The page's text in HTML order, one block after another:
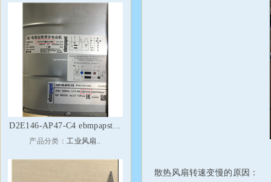
D2E146-AP47-C4 ebmpapst...
产品分类：工业风扇..
散热风扇转速变慢的原因：